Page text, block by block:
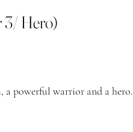
3/ Hero)
powerful warrior and a hero.